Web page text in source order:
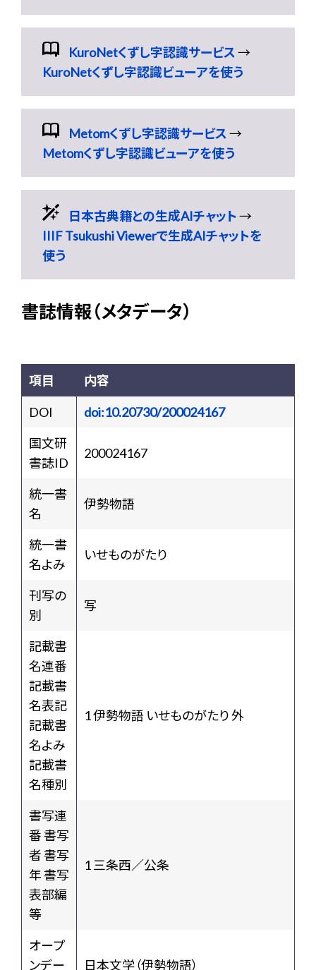
KuroNetくずし字認識サービス→
KuroNetくずし字認識ビューアを使う
Metomくずし字認識サービス→
Metomくずし字認識ビューアを使う
日本古典籍との生成AIチャット→
IIIF Tsukushi Viewerで生成AIチャットを
使う
書誌情報（メタデータ）
項目 内容
DOI
doi:10.20730/200024167
国文研
書誌ID
200024167
統一書
名
伊勢物語
統一書
名よみ
いせものがたり
刊写の
別
写
記載書
名連番
記載書
名表記
記載書
名よみ
記載書
名種別
1 伊勢物語 いせものがたり 外
書写連
番 書写
者 書写
年 書写
表部編
等
1 三条西／公条
オープ
ンデー
日本文学（伊勢物語）